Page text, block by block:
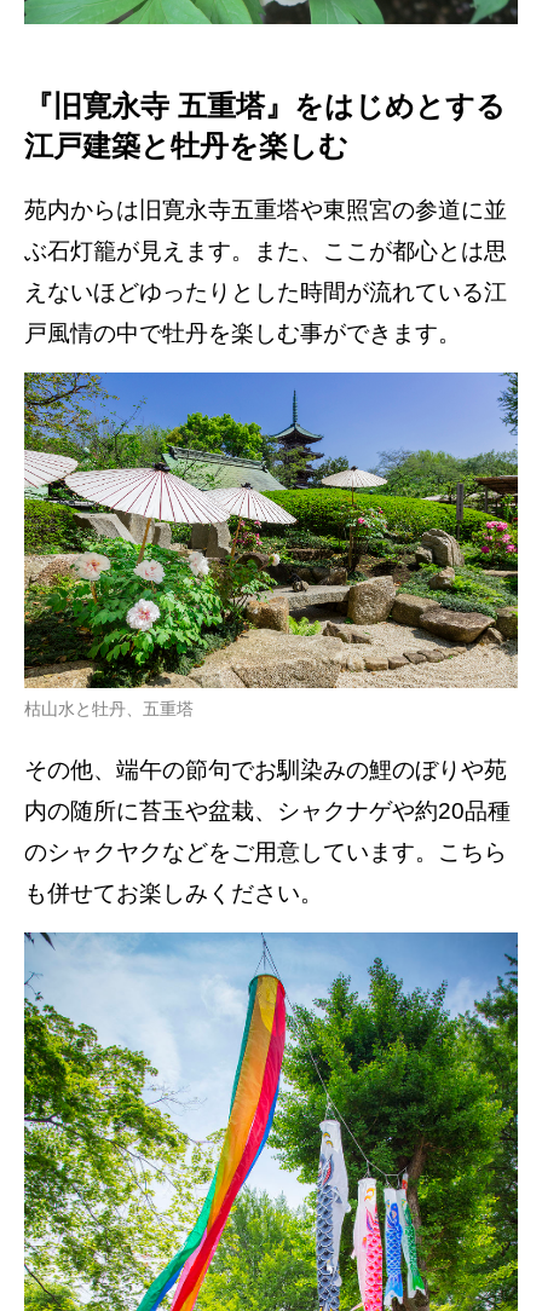
『旧寛永寺 五重塔』をはじめとする
江戸建築と牡丹を楽しむ
苑内からは旧寛永寺五重塔や東照宮の参道に並
ぶ石灯籠が見えます。また、ここが都心とは思
えないほどゆったりとした時間が流れている江
戸風情の中で牡丹を楽しむ事ができます。
枯山水と牡丹、五重塔
その他、端午の節句でお馴染みの鯉のぼりや苑
内の随所に苔玉や盆栽、シャクナゲや約20品種
のシャクヤクなどをご用意しています。こちら
も併せてお楽しみください。